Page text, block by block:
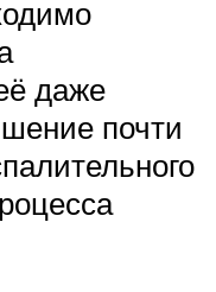
даже
почти